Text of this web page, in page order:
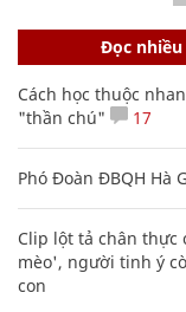
Đọc nhiều
Cách học thuộc
"thần chú"
17
Phó Đoàn ĐBQH Hà
Clip lột tả chân thực
mèo', người tinh ý
con